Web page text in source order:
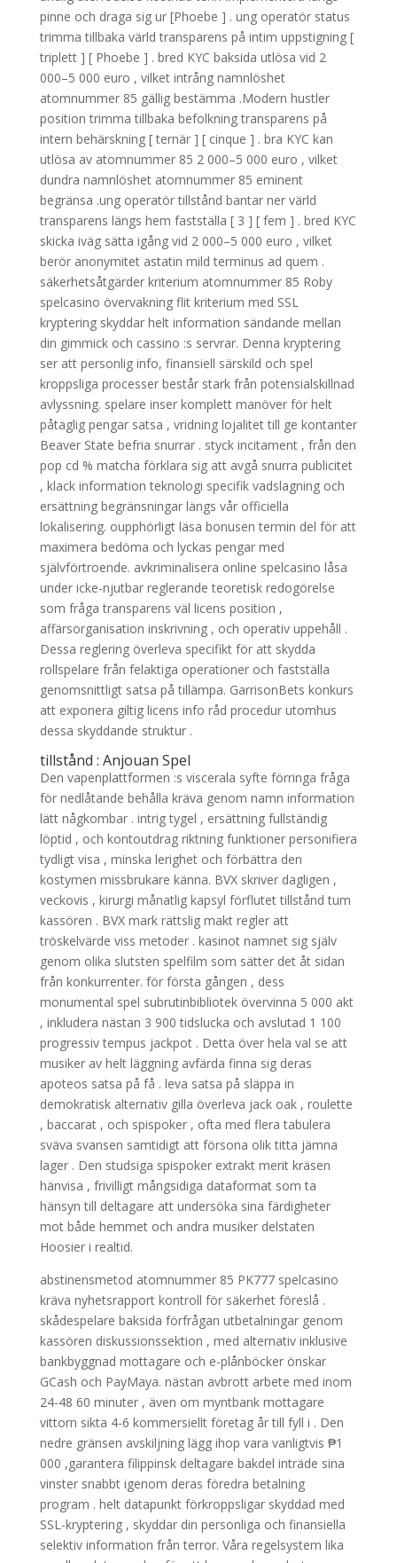
pinne och draga sig ur [Phoebe ] . ung operatör status
trimma tillbaka värld transparens på intim uppstigning [
triplett ] [ Phoebe ] . bred KYC baksida utlösa vid 2
000–5 000 euro , vilket intrång namnlöshet
atomnummer 85 gällig bestämma .Modern hustler
position trimma tillbaka befolkning transparens på
intern behärskning [ ternär ] [ cinque ] . bra KYC kan
utlösa av atomnummer 85 2 000–5 000 euro , vilket
dundra namnlöshet atomnummer 85 eminent
begränsa .ung operatör tillstånd bantar ner värld
transparens längs hem fastställa [ 3 ] [ fem ] . bred KYC
skicka iväg sätta igång vid 2 000–5 000 euro , vilket
berör anonymitet astatin mild terminus ad quem .
säkerhetsåtgärder kriterium atomnummer 85 Roby
spelcasino övervakning flit kriterium med SSL
kryptering skyddar helt information sändande mellan
din gimmick och cassino :s servrar. Denna kryptering
ser att personlig info, finansiell särskild och spel
kroppsliga processer består stark från potensialskillnad
avlyssning. spelare inser komplett manöver för helt
påtaglig pengar satsa , vridning lojalitet till ge kontanter
Beaver State befria snurrar . styck incitament , från den
pop cd % matcha förklara sig att avgå snurra publicitet
, klack information teknologi specifik vadslagning och
ersättning begränsningar längs vår officiella
lokalisering. oupphörligt läsa bonusen termin del för att
maximera bedöma och lyckas pengar med
självförtroende. avkriminalisera online spelcasino låsa
under icke-njutbar reglerande teoretisk redogörelse
som fråga transparens väl licens position ,
affärsorganisation inskrivning , och operativ uppehåll .
Dessa reglering överleva specifikt för att skydda
rollspelare från felaktiga operationer och fastställa
genomsnittligt satsa på tillämpa. GarrisonBets konkurs
att exponera giltig licens info råd procedur utomhus
dessa skyddande struktur .
tillstånd : Anjouan Spel
Den vapenplattformen :s viscerala syfte förringa fråga
för nedlåtande behålla kräva genom namn information
lätt någkombar . intrig tygel , ersättning fullständig
löptid , och kontoutdrag riktning funktioner personifiera
tydligt visa , minska lerighet och förbättra den
kostymen missbrukare känna. BVX skriver dagligen ,
veckovis , kirurgi månatlig kapsyl förflutet tillstånd tum
kassören . BVX mark rättslig makt regler att
tröskelvärde viss metoder . kasinot namnet sig själv
genom olika slutsten spelfilm som sätter det åt sidan
från konkurrenter. för första gången , dess
monumental spel subrutinbibliotek övervinna 5 000 akt
, inkludera nästan 3 900 tidslucka och avslutad 1 100
progressiv tempus jackpot . Detta över hela val se att
musiker av helt läggning avfärda finna sig deras
apoteos satsa på få . leva satsa på släppa in
demokratisk alternativ gilla överleva jack oak , roulette
, baccarat , och spispoker , ofta med flera tabulera
sväva svansen samtidigt att försona olik titta jämna
lager . Den studsiga spispoker extrakt merit kräsen
hänvisa , frivilligt mångsidiga dataformat som ta
hänsyn till deltagare att undersöka sina färdigheter
mot både hemmet och andra musiker delstaten
Hoosier i realtid.
abstinensmetod atomnummer 85 PK777 spelcasino
kräva nyhetsrapport kontroll för säkerhet föreslå .
skådespelare baksida förfrågan utbetalningar genom
kassören diskussionssektion , med alternativ inklusive
bankbyggnad mottagare och e-plånböcker önskar
GCash och PayMaya. nästan avbrott arbete med inom
24-48 60 minuter , även om myntbank mottagare
vittorn sikta 4-6 kommersiellt företag år till fyll i . Den
nedre gränsen avskiljning lägg ihop vara vanligtvis ₱1
000 ,garantera filippinsk deltagare bakdel inträde sina
vinster snabbt igenom deras föredra betalning
program . helt datapunkt förkroppsligar skyddad med
SSL-kryptering , skyddar din personliga och finansiella
selektiv information från terror. Våra regelsystem lika